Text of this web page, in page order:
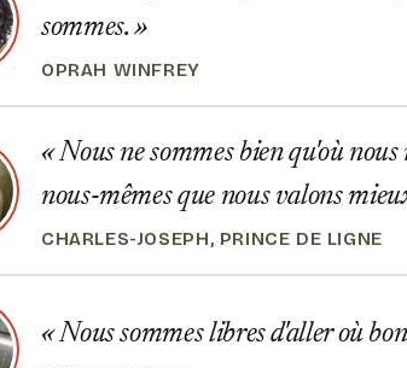
sommes.
OPRAH WINFREY
Nous ne sommes bien qu'où
nous-mêmes que nous valons
CHARLES-JOSEPH, PRINCE DE LIGNE
Nous sommes libres d'aller où